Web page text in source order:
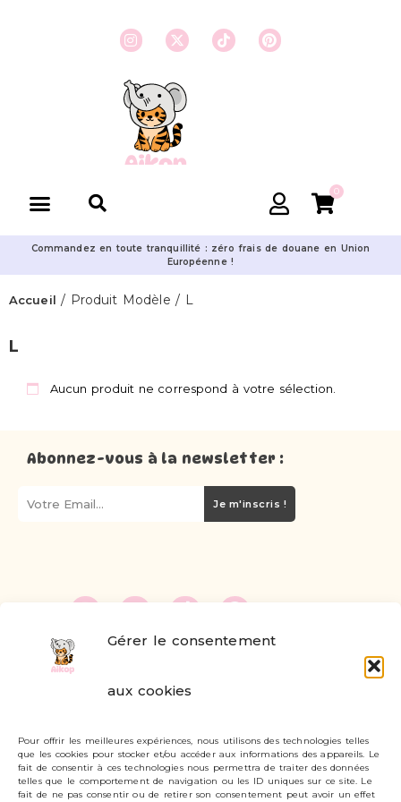
Gérer le consentement
aux cookies
Pour offrir les meilleures expériences, nous utilisons des technologies telles
que les cookies pour stocker et/ou accéder aux informations des appareils. Le
fait de consentir à ces technologies nous permettra de traiter des données
telles que le comportement de navigation ou les ID uniques sur ce site. Le
fait de ne pas consentir ou de retirer son consentement peut avoir un effet
0
Commandez en toute tranquillité : zéro frais de douane en Union
Européenne !
Accueil / Produit Modèle / L
L
Aucun produit ne correspond à votre sélection.
Abonnez-vous à la newsletter :
Je m'inscris !
Livraisons et retours
Mon compte